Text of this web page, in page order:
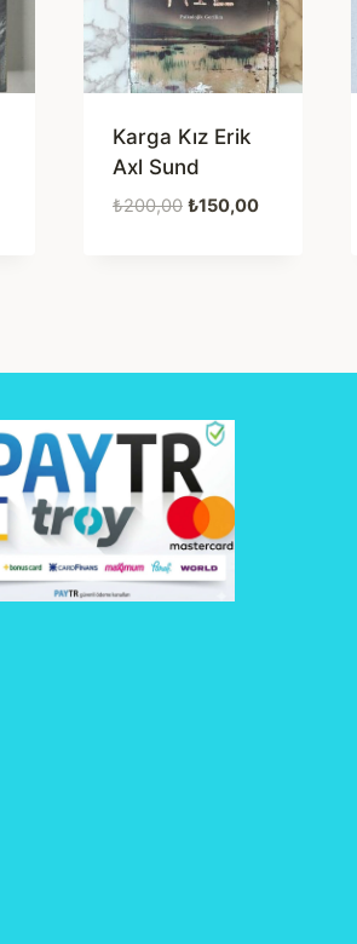
Karga Kız Erik
Axl Sund
₺200,00 Orijinal
₺150,00Şu